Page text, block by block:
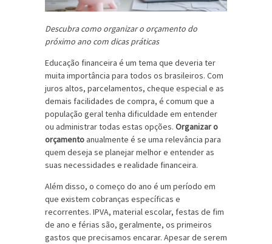
Descubra como organizar o orçamento do
próximo ano com dicas práticas
Educação financeira é um tema que deveria ter
muita importância para todos os brasileiros. Com
juros altos, parcelamentos, cheque especial e as
demais facilidades de compra, é comum que a
população geral tenha dificuldade em entender
ou administrar todas estas opções. Organizar o
orçamento anualmente é se uma relevância para
quem deseja se planejar melhor e entender as
suas necessidades e realidade financeira.
Além disso, o começo do ano é um período em
que existem cobranças específicas e
recorrentes. IPVA, material escolar, festas de fim
de ano e férias são, geralmente, os primeiros
gastos que precisamos encarar. Apesar de serem